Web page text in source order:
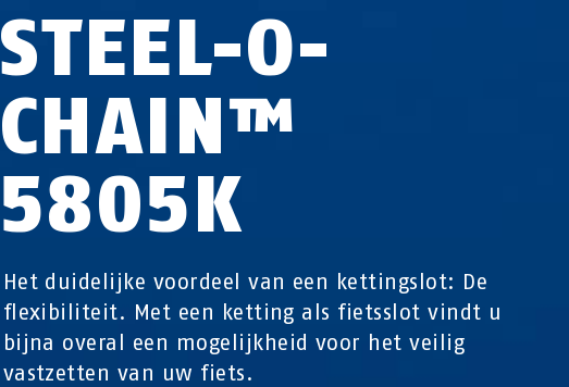
STEEL-O-
CHAIN™
5805K
Het duidelijke voordeel van een kettingslot: De
flexibiliteit. Met een ketting als fietsslot vindt u
bijna overal een mogelijkheid voor het veilig
vastzetten van uw fiets.